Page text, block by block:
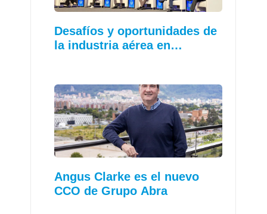
Desafíos y oportunidades de
la industria aérea en…
Angus Clarke es el nuevo
CCO de Grupo Abra